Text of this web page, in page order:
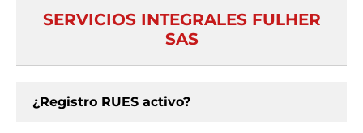
SERVICIOS INTEGRALES FULHER
SAS
¿Registro RUES activo?